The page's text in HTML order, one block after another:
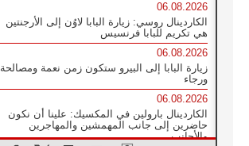
06.08.2026
الكاردينال روسي: زيارة البابا لاوُن إلى الأرجنتين
هي تكريم للبابا فرنسيس
06.08.2026
زيارة البابا إلى البيرو ستكون زمن نعمة ومصالحة
ورجاء
06.08.2026
الكاردينال بارولين في المكسيك: علينا أن نكون
حاضرين إلى جانب المهمشين والمهاجرين
والأجانب